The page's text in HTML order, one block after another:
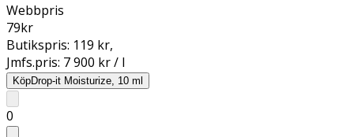
Webbpris
79kr
Butikspris: 119 kr,
Jmfs.pris: 7 900 kr / l
KöpDrop-it Moisturize, 10 ml
0